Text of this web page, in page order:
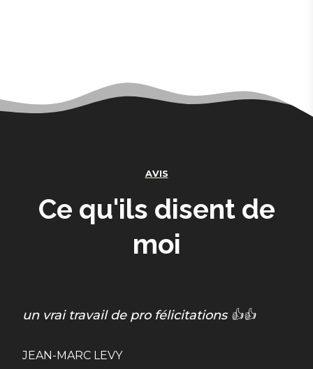
AVIS
Ce qu'ils disent de
moi
un vrai travail de pro félicitations 👍👍
JEAN-MARC LEVY